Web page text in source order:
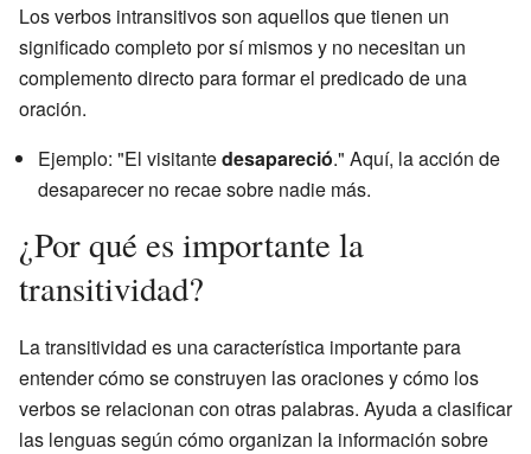
Los verbos intransitivos son aquellos que tienen un
significado completo por sí mismos y no necesitan un
complemento directo para formar el predicado de una
oración.
Ejemplo: "El visitantedesapareció." Aquí, la acción de
desaparecer no recae sobre nadie más.
¿Por qué es importante la
transitividad?
La transitividad es una característica importante para
entender cómo se construyen las oraciones y cómo los
verbos se relacionan con otras palabras. Ayuda a clasificar
las lenguas según cómo organizan la información sobre